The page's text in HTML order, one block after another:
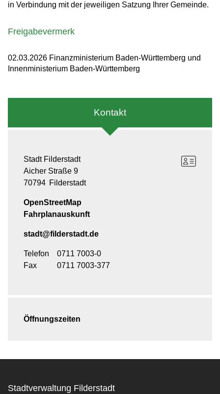
in Verbindung mit der jeweiligen Satzung Ihrer Gemeinde.
Freigabevermerk
02.03.2026 Finanzministerium Baden-Württemberg und
Innenministerium Baden-Württemberg
Kontakt
Stadt Filderstadt
Aicher Straße 9
70794 Filderstadt
OpenStreetMap
Fahrplanauskunft
stadt@filderstadt.de
Telefon
0711 7003-0
Fax
0711 7003-377
Öffnungszeiten
Stadtverwaltung Filderstadt